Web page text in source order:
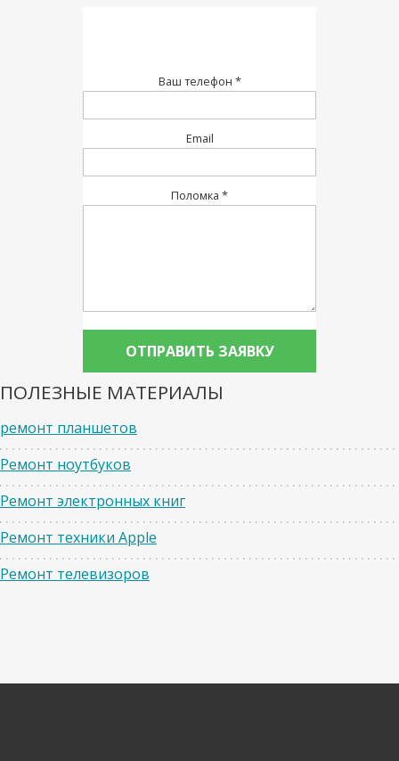
Ваш телефон *
Email
Поломка *
ПОЛЕЗНЫЕ МАТЕРИАЛЫ
ремонт планшетов
Ремонт ноутбуков
Ремонт электронных книг
Ремонт техники Apple
Ремонт телевизоров